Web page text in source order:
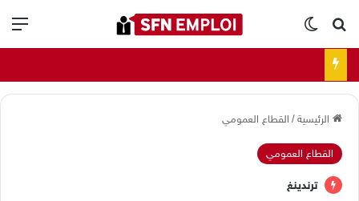
بحث عنالوضع المظلم
الرئيسية/ القطاع العمومي
القطاع العمومي
ترندينغ